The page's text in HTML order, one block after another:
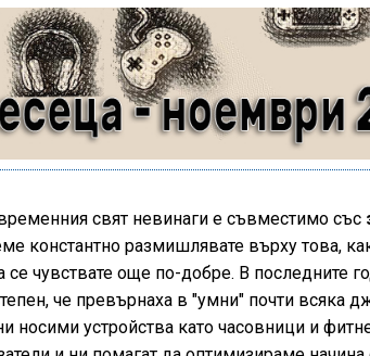
свят невинаги е съвместимо със
константно размишлявате върху това,
се чувствате още по-добре. В последните
че превърнаха в "умни" почти всяка
носими устройства като часовници и